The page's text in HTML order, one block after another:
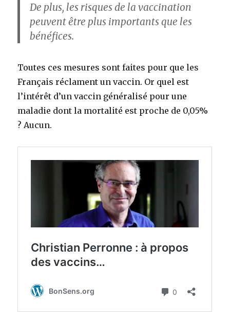
De plus, les risques de la vaccination
peuvent être plus importants que les
bénéfices.
Toutes ces mesures sont faites pour que les
Français réclament un vaccin. Or quel est
l’intérêt d’un vaccin généralisé pour une
maladie dont la mortalité est proche de 0,05%
? Aucun.